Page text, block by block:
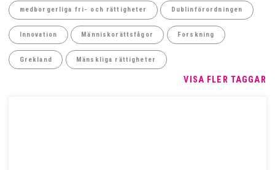
medborgerliga fri- och rättigheter Dublinförordningen
Innovation Människorättsfågor Forskning
Grekland Mänskliga rättigheter
VISA FLER TAGGAR